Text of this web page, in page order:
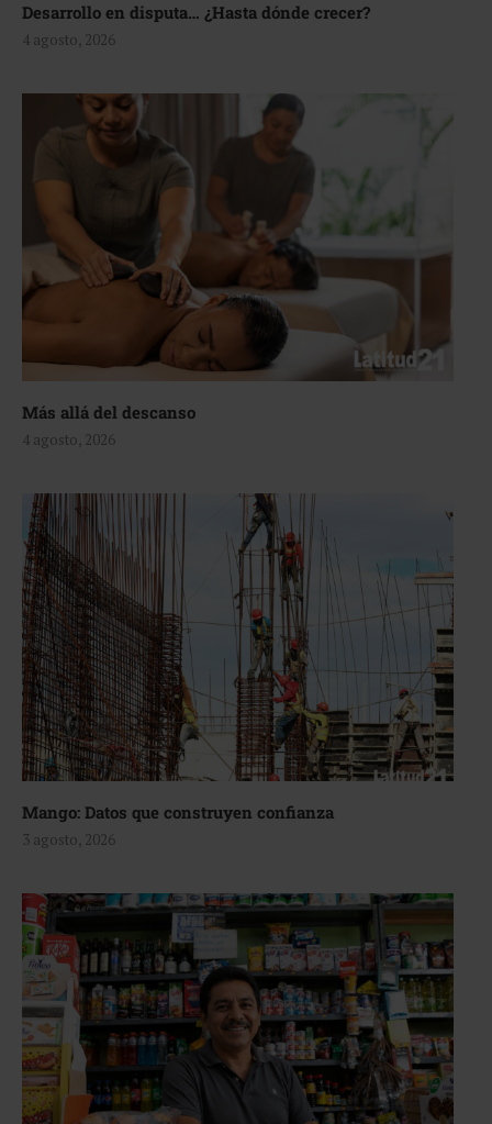
Desarrollo en disputa… ¿Hasta dónde crecer?
4 agosto, 2026
Más allá del descanso
4 agosto, 2026
Mango: Datos que construyen confianza
3 agosto, 2026